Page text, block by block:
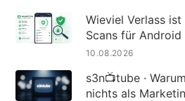
Wieviel Verlass
Scans für Android
10.08.2026
s3n📺tube ·
nichts als